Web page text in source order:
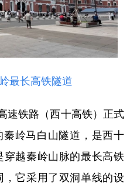
最长高铁隧道
铁路（西十高铁）正式
岭马白山隧道，是西十
越秦岭山脉的最长高铁
它采用了双洞单线的设